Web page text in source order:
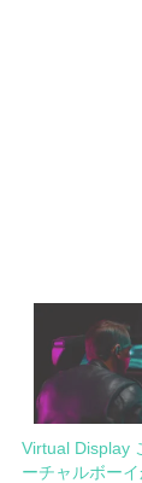
Virtual Display
ーチャルボー